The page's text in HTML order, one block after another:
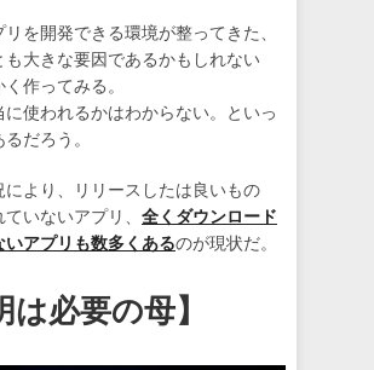
を開発できる環境が整ってきた、
も大きな要因であるかもしれない
作ってみる。
に使われるかはわからない。といっ
だろう。
により、リリースしたは良いもの
いないアプリ、 全くダウンロード
いアプリも数多くあるのが現状だ。
は必要の母】